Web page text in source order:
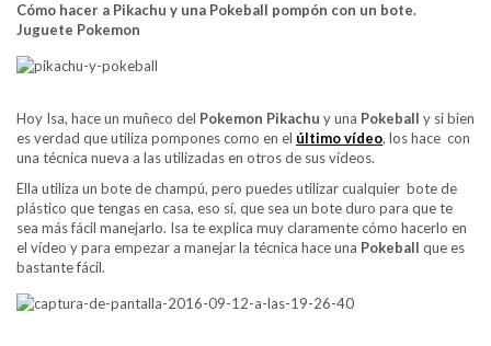
Cómo hacer a Pikachu y una Pokeball pompón con un bote.
Juguete Pokemon
Hoy Isa, hace un muñeco del Pokemon Pikachu y una Pokeball y si bien
es verdad que utiliza pompones como en el último vídeo, los hace con
una técnica nueva a las utilizadas en otros de sus vídeos.
Ella utiliza un bote de champú, pero puedes utilizar cualquier bote de
plástico que tengas en casa, eso sí, que sea un bote duro para que te
sea más fácil manejarlo. Isa te explica muy claramente cómo hacerlo en
el vídeo y para empezar a manejar la técnica hace una Pokeball que es
bastante fácil.